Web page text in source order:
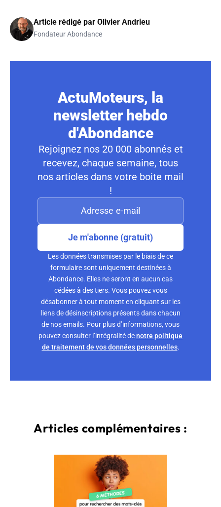
Article rédigé par Olivier Andrieu
Fondateur Abondance
ActuMoteurs, la
newsletter hebdo
d'Abondance
Rejoignez nos 20 000 abonnés et
recevez, chaque semaine, tous
nos articles dans votre boite mail
!
Je m'abonne (gratuit)
Les données transmises par le biais de ce
formulaire sont uniquement destinées à
Abondance. Elles ne seront en aucun cas
cédées à des tiers. Vous pouvez vous
désabonner à tout moment en cliquant sur les
liens de désinscriptions présents dans chacun
de nos emails. Pour plus d’informations, vous
pouvez consulter l’intégralité denotre politique
de traitement de vos données personnelles.
Articles complémentaires :